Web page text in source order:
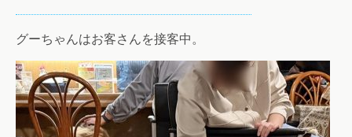
グーちゃんはお客さんを接客中。